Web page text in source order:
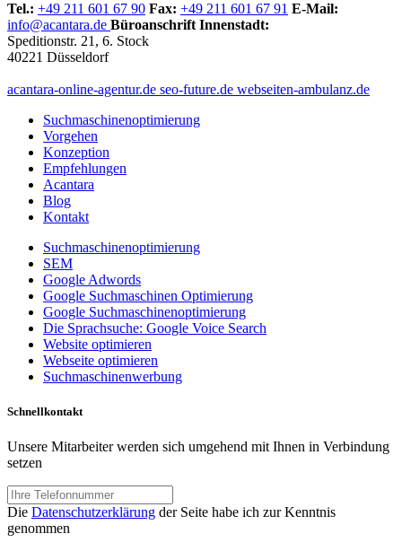
Tel.: +49 211 601 67 90 Fax: +49 211 601 67 91 E-Mail:
info@acantara.de Büroanschrift Innenstadt:
Speditionstr. 21, 6. Stock
40221 Düsseldorf
acantara-online-agentur.de seo-future.de webseiten-ambulanz.de
Suchmaschinenoptimierung
Vorgehen
Konzeption
Empfehlungen
Acantara
Blog
Kontakt
Suchmaschinenoptimierung
SEM
Google Adwords
Google Suchmaschinen Optimierung
Google Suchmaschinenoptimierung
Die Sprachsuche: Google Voice Search
Website optimieren
Webseite optimieren
Suchmaschinenwerbung
Schnellkontakt
Unsere Mitarbeiter werden sich umgehend mit Ihnen in Verbindung
setzen
Die Datenschutzerklärung der Seite habe ich zur Kenntnis
genommen